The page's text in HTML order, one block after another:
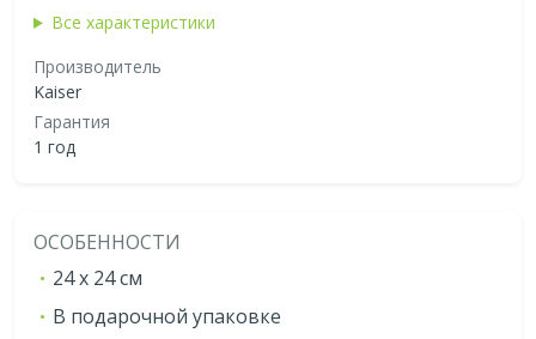
Все характеристики
Производитель
Kaiser
Гарантия
1 год
ОСОБЕННОСТИ
24 х 24 см
В подарочной упаковке